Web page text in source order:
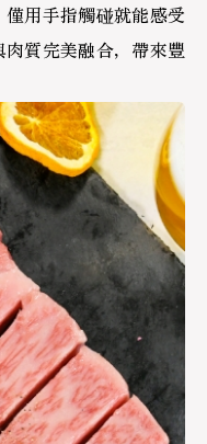
用手指觸碰就能感受
質完美融合，帶來豐